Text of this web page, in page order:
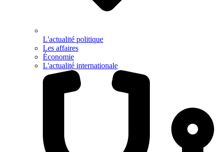
L'actualité politique
Les affaires
Économie
L'actualité internationale